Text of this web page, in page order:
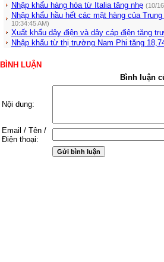
Nhập khẩu hàng hóa từ Italia tăng nhẹ (10/
Nhập khẩu hầu hết các mặt hàng của
10:34:45 AM)
Xuất khẩu dây điện và dây cáp điện tăng
Nhập khẩu từ thị trường Nam Phi tăng
BÌNH LUẬN
Bình luận
Nội dung:
Email / Tên /
Điện thoại: